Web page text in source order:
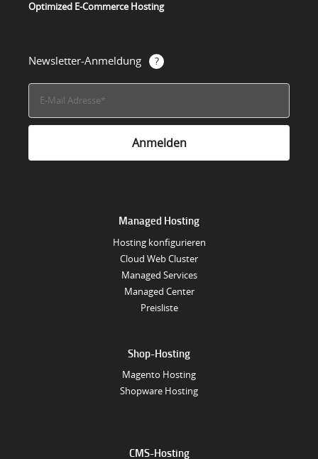
Optimized E-Commerce Hosting
Newsletter-Anmeldung
Managed Hosting
Hosting konfigurieren
Cloud Web Cluster
Managed Services
Managed Center
Preisliste
Shop-Hosting
Magento Hosting
Shopware Hosting
CMS-Hosting